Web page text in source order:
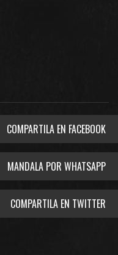
COMPARTILA EN FACEBOOK
MANDALA POR WHATSAPP
COMPARTILA EN TWITTER